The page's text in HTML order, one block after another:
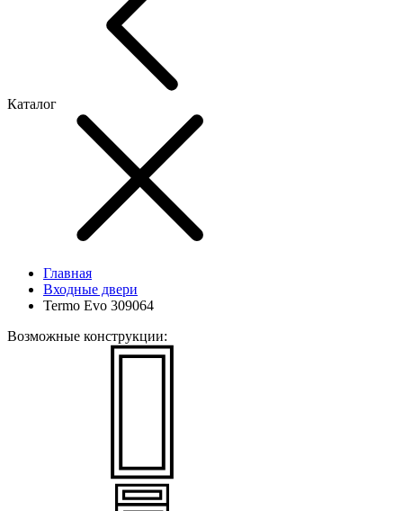
Каталог
Главная
Входные двери
Termo Evo 309064
Возможные конструкции: